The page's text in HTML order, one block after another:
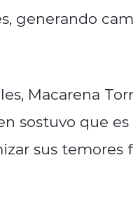
generando
Macarena
sostuvo que es
sus temores